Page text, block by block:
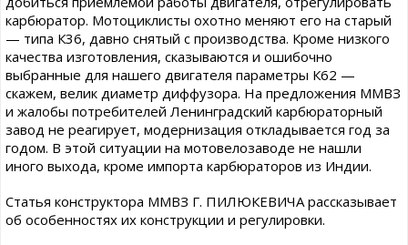
карбюратор. Мотоциклисты охотно меняют его на старый
— типа К36, давно снятый с производства. Кроме низкого
качества изготовления, сказываются и ошибочно
выбранные для нашего двигателя параметры К62 —
скажем, велик диаметр диффузора. На предложения ММВЗ
и жалобы потребителей Ленинградский карбюраторный
завод не реагирует, модернизация откладывается год за
годом. В этой ситуации на мотовелозаводе не нашли
иного выхода, кроме импорта карбюраторов из Индии.
Статья конструктора ММВЗ Г. ПИЛЮКЕВИЧА рассказывает
об особенностях их конструкции и регулировки.